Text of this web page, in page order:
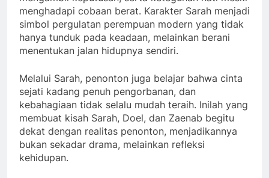
menghadapi cobaan berat. Karakter Sarah menjadi
simbol pergulatan perempuan modern yang tidak
hanya tunduk pada keadaan, melainkan berani
menentukan jalan hidupnya sendiri.
Melalui Sarah, penonton juga belajar bahwa cinta
sejati kadang penuh pengorbanan, dan
kebahagiaan tidak selalu mudah teraih. Inilah yang
membuat kisah Sarah, Doel, dan Zaenab begitu
dekat dengan realitas penonton, menjadikannya
bukan sekadar drama, melainkan refleksi
kehidupan.